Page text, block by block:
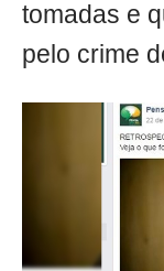
tomadas e
pelo crime